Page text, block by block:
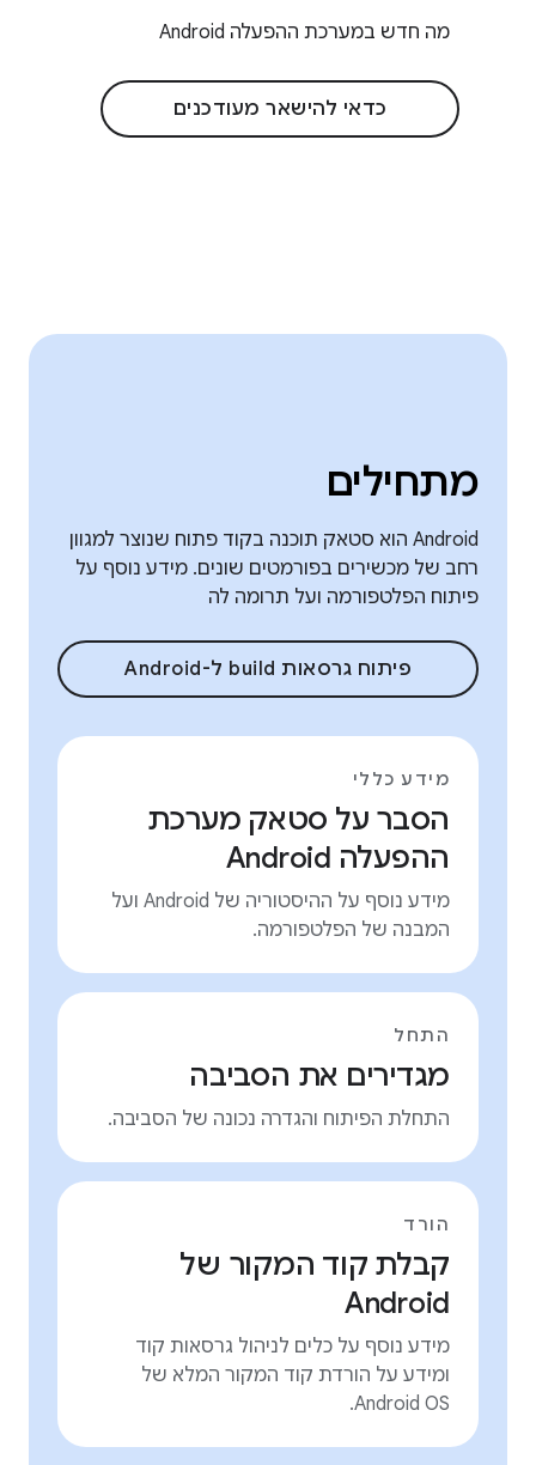
מה חדש במערכת ההפעלה Android
כדאי להישאר מעודכנים
מתחילים
Android הוא סטאק תוכנה בקוד פתוח שנוצר למגוון
רחב של מכשירים בפורמטים שונים. מידע נוסף על
פיתוח הפלטפורמה ועל תרומה לה
פיתוח גרסאות build ל-Android
מידע כללי
הסבר על סטאק מערכת
ההפעלה Android
מידע נוסף על ההיסטוריה של Android ועל
המבנה של הפלטפורמה.
התחל
מגדירים את הסביבה
התחלת הפיתוח והגדרה נכונה של הסביבה.
הורד
קבלת קוד המקור של
Android
מידע נוסף על כלים לניהול גרסאות קוד
ומידע על הורדת קוד המקור המלא של
Android OS.